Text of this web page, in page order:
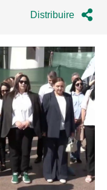
Distribuire